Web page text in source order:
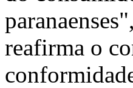
reafirma o